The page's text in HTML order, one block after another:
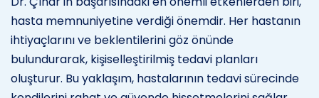
hasta memnuniyetine verdiği önemdir. Her hastanın
ihtiyaçlarını ve beklentilerini göz önünde
bulundurarak, kişiselleştirilmiş tedavi planları
oluşturur. Bu yaklaşım, hastalarının tedavi sürecinde